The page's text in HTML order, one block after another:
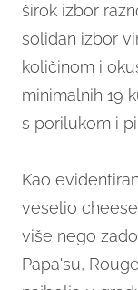
širok izbor
solidan izbor
količinom i
minimalnih 19
s porilukom i
Kao
veselio
više nego
Papa'su,